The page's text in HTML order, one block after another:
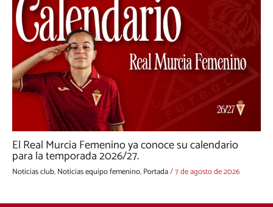
El Real Murcia Femenino ya conoce su calendario
para la temporada 2026/27.
Noticias club,Noticias equipo femenino,Portada/7 de agosto de 2026